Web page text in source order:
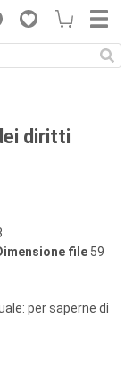
diritti
file 59
per saperne di